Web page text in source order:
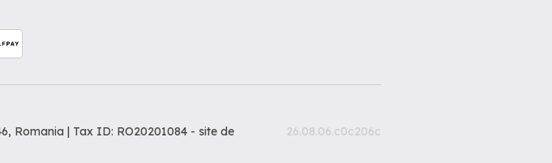
Romania | Tax ID: RO20201084 - site de
26.08.06.c0c206c